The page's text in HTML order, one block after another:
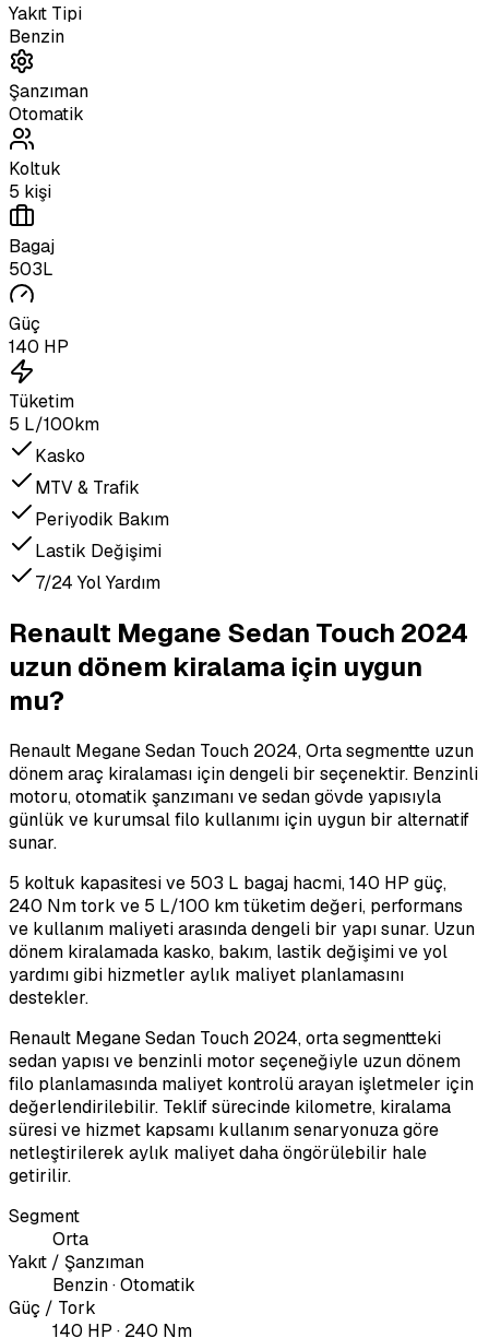
Yakıt Tipi
Benzin
Şanzıman
Otomatik
Koltuk
5 kişi
Bagaj
503L
Güç
140 HP
Tüketim
5 L/100km
Kasko
MTV & Trafik
Periyodik Bakım
Lastik Değişimi
7/24 Yol Yardım
Renault Megane Sedan Touch 2024
uzun dönem kiralama için uygun
mu?
Renault Megane Sedan Touch 2024, Orta segmentte uzun
dönem araç kiralaması için dengeli bir seçenektir. Benzinli
motoru, otomatik şanzımanı ve sedan gövde yapısıyla
günlük ve kurumsal filo kullanımı için uygun bir alternatif
sunar.
5 koltuk kapasitesi ve 503 L bagaj hacmi, 140 HP güç,
240 Nm tork ve 5 L/100 km tüketim değeri, performans
ve kullanım maliyeti arasında dengeli bir yapı sunar. Uzun
dönem kiralamada kasko, bakım, lastik değişimi ve yol
yardımı gibi hizmetler aylık maliyet planlamasını
destekler.
Renault Megane Sedan Touch 2024, orta segmentteki
sedan yapısı ve benzinli motor seçeneğiyle uzun dönem
filo planlamasında maliyet kontrolü arayan işletmeler için
değerlendirilebilir. Teklif sürecinde kilometre, kiralama
süresi ve hizmet kapsamı kullanım senaryonuza göre
netleştirilerek aylık maliyet daha öngörülebilir hale
getirilir.
Segment
Orta
Yakıt / Şanzıman
Benzin · Otomatik
Güç / Tork
140 HP · 240 Nm